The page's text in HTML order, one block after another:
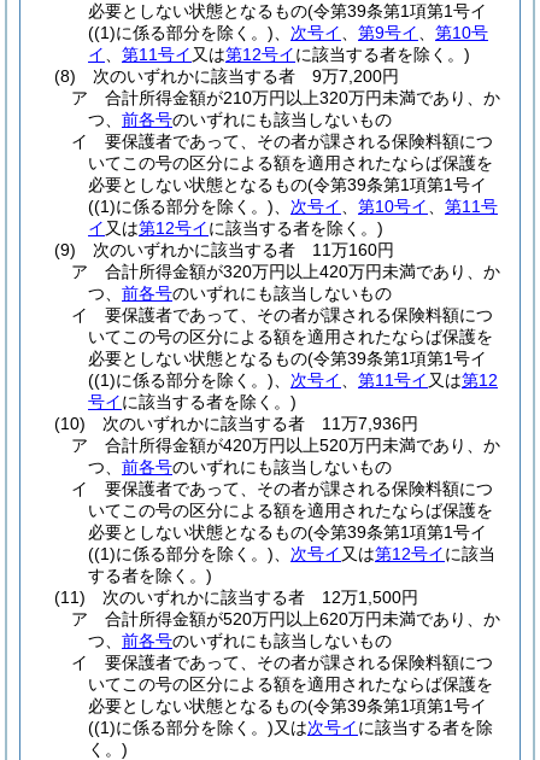
必要としない状態となるもの(令第39条第1項第1号イ
((1)に係る部分を除く。) 次号イ 第9号イ
第10号
イ
第11号イ 又は第12号イに該当する者を除く。)
(8)
次のいずれかに該当する者 9万7,200円
ア
合計所得金額が210万円以上320万円未満であり、か
つ、 前各号のいずれにも該当しないもの
イ
要保護者であって、その者が課される保険料額につ
いてこの号の区分による額を適用されたならば保護を
必要としない状態となるもの(令第39条第1項第1号イ
((1)に係る部分を除く。) 次号イ 第10号イ
第11号
イ 又は第12号イに該当する者を除く。)
(9)
次のいずれかに該当する者 11万160円
ア
合計所得金額が320万円以上420万円未満であり、か
つ、 前各号のいずれにも該当しないもの
イ
要保護者であって、その者が課される保険料額につ
いてこの号の区分による額を適用されたならば保護を
必要としない状態となるもの(令第39条第1項第1号イ
((1)に係る部分を除く。) 次号イ 第11号イ 又は第12
号イに該当する者を除く。)
(10)
次のいずれかに該当する者 11万7,936円
ア
合計所得金額が420万円以上520万円未満であり、か
つ、 前各号のいずれにも該当しないもの
イ
要保護者であって、その者が課される保険料額につ
いてこの号の区分による額を適用されたならば保護を
必要としない状態となるもの(令第39条第1項第1号イ
((1)に係る部分を除く。) 次号イ 又は第12号イに該当
する者を除く。)
(11)
次のいずれかに該当する者 12万1,500円
ア
合計所得金額が520万円以上620万円未満であり、か
つ、 前各号のいずれにも該当しないもの
イ
要保護者であって、その者が課される保険料額につ
いてこの号の区分による額を適用されたならば保護を
必要としない状態となるもの(令第39条第1項第1号イ
((1)に係る部分を除く。)又は次号イに該当する者を除
く。)